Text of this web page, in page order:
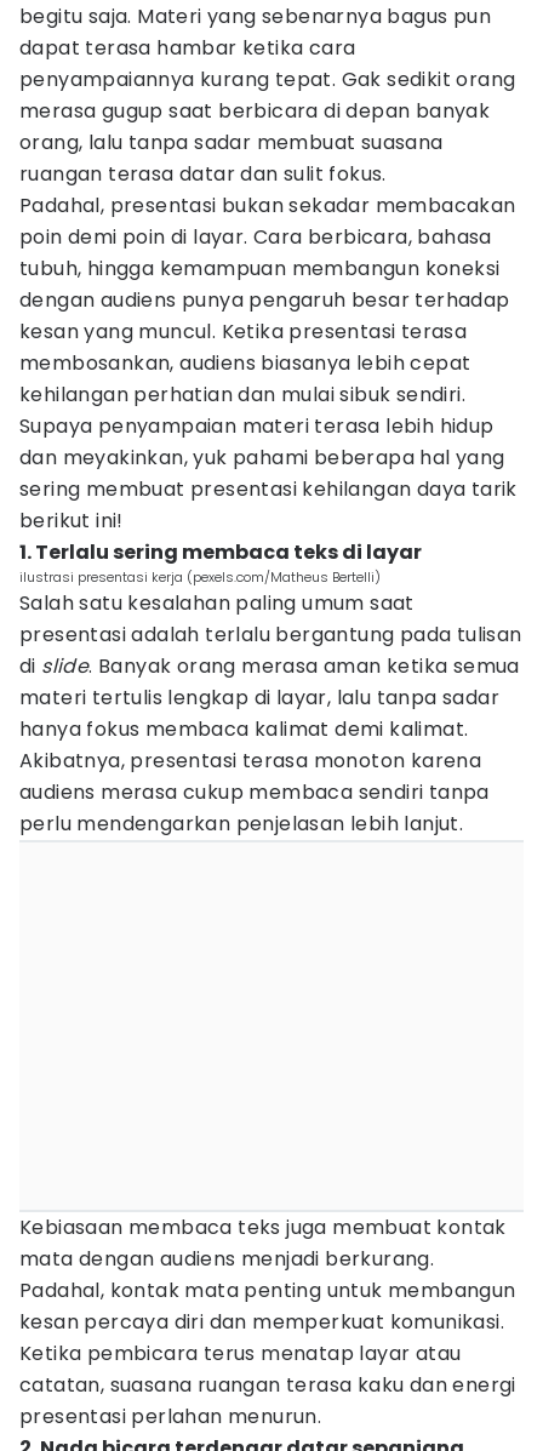
begitu saja. Materi yang sebenarnya bagus pun
dapat terasa hambar ketika cara
penyampaiannya kurang tepat. Gak sedikit orang
merasa gugup saat berbicara di depan banyak
orang, lalu tanpa sadar membuat suasana
ruangan terasa datar dan sulit fokus.
Padahal, presentasi bukan sekadar membacakan
poin demi poin di layar. Cara berbicara, bahasa
tubuh, hingga kemampuan membangun koneksi
dengan audiens punya pengaruh besar terhadap
kesan yang muncul. Ketika presentasi terasa
membosankan, audiens biasanya lebih cepat
kehilangan perhatian dan mulai sibuk sendiri.
Supaya penyampaian materi terasa lebih hidup
dan meyakinkan, yuk pahami beberapa hal yang
sering membuat presentasi kehilangan daya tarik
berikut ini!
1. Terlalu sering membaca teks di layar
ilustrasi presentasi kerja (pexels.com/Matheus Bertelli)
Salah satu kesalahan paling umum saat
presentasi adalah terlalu bergantung pada tulisan
di slide. Banyak orang merasa aman ketika semua
materi tertulis lengkap di layar, lalu tanpa sadar
hanya fokus membaca kalimat demi kalimat.
Akibatnya, presentasi terasa monoton karena
audiens merasa cukup membaca sendiri tanpa
perlu mendengarkan penjelasan lebih lanjut.
Kebiasaan membaca teks juga membuat kontak
mata dengan audiens menjadi berkurang.
Padahal, kontak mata penting untuk membangun
kesan percaya diri dan memperkuat komunikasi.
Ketika pembicara terus menatap layar atau
catatan, suasana ruangan terasa kaku dan energi
presentasi perlahan menurun.